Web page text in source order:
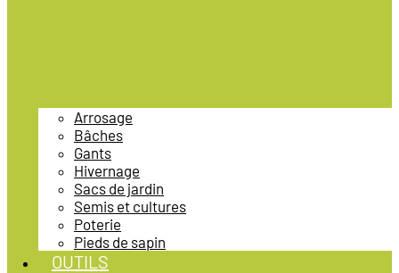
Arrosage
Bâches
Gants
Hivernage
Sacs de jardin
Semis et cultures
Poterie
Pieds de sapin
OUTILS